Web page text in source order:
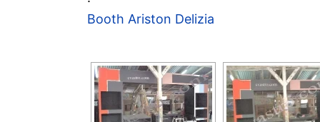
Booth Ariston Delizia